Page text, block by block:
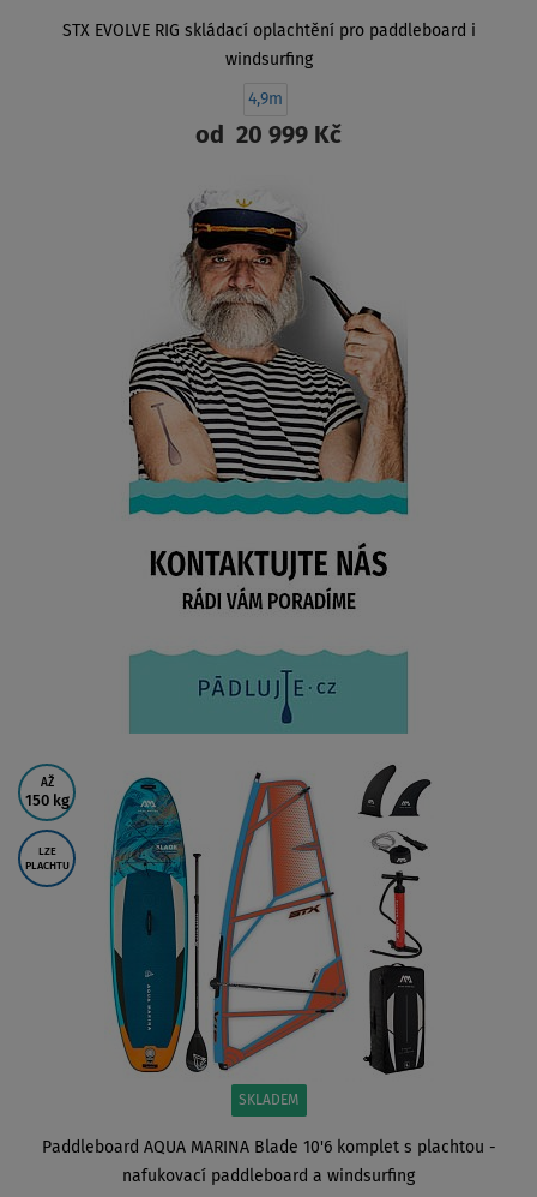
STX EVOLVE RIG skládací oplachtění pro paddleboard i
windsurfing
4,9m
od 20 999 Kč
ZOBRAZIT
AŽ
150 kg
LZE
PLACHTU
SKLADEM
Paddleboard AQUA MARINA Blade 10'6 komplet s plachtou -
nafukovací paddleboard a windsurfing